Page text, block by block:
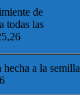
de
todas las
a la semilla